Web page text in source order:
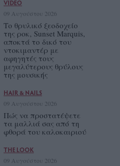
VIDEO
09 Αυγούστου 2026
Το θρυλικό ξεοδοχείο
της ροκ, Sunset Marquis,
αποκτά το δικό του
ντοκιμαντέρ με
αφηγητές τους
μεγαλύτερους θρύλους
της μουσικής
HAIR & NAILS
09 Αυγούστου 2026
Πώς να προστατέψετε
τα μαλλιά σας από τη
φθορά του καλοκαιριού
THE LOOK
09 Αυγούστου 2026